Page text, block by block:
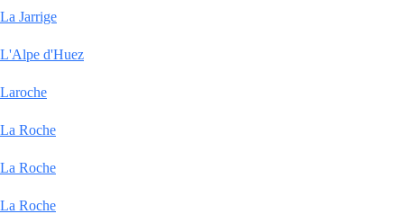
La Jarrige
L'Alpe d'Huez
Laroche
La Roche
La Roche
La Roche